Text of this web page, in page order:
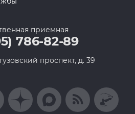
приемная
786-82-89
проспект, д. 39